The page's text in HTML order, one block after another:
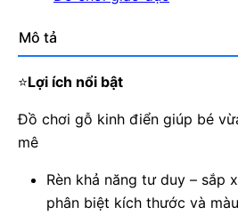
Mô tả
⭐Lợi ích nổi bật
Đồ chơi gỗ kinh điển giúp bé
mê
Rèn khả năng tư duy – sắp
phân biệt kích thước và